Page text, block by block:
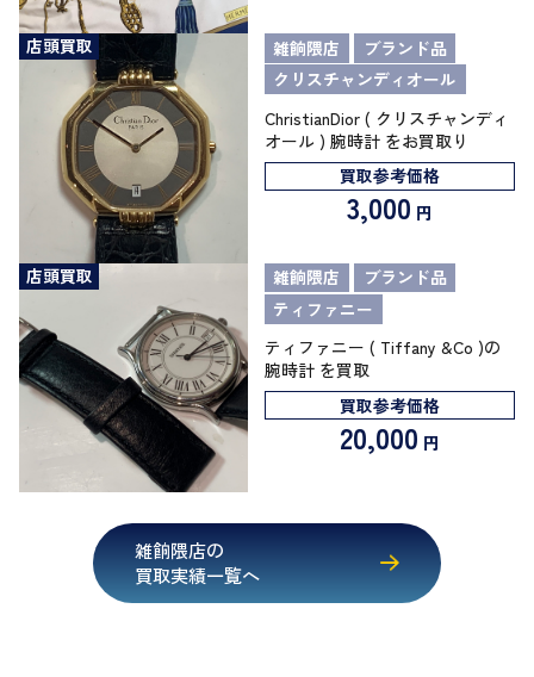
店頭買取 雑餉隈店
ブランド品
クリスチャンディオール
ChristianDior ( クリスチャンディ
オール ) 腕時計 をお買取り
買取参考価格
3,000 円
店頭買取 雑餉隈店
ブランド品
ティファニー
ティファニー ( Tiffany &Co )の
腕時計 を買取
買取参考価格
20,000 円
雑餉隈店の
買取実績一覧へ